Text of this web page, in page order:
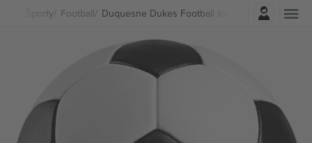
Športy Football Duquesne Dukes Football lístkov
Prihlásenie